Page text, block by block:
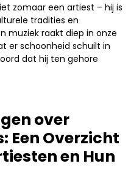
zomaar een artiest – hij is
tradities en
muziek raakt diep in onze
er schoonheid schuilt in
dat hij ten gehore
over
Een Overzicht
en Hun